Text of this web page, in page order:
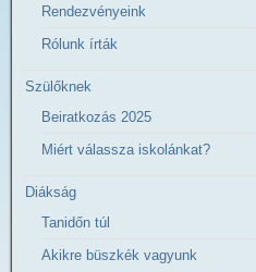
Rendezvényeink
Rólunk írták
Szülőknek
Beiratkozás 2025
Miért válassza iskolánkat?
Diákság
Tanidőn túl
Akikre büszkék vagyunk